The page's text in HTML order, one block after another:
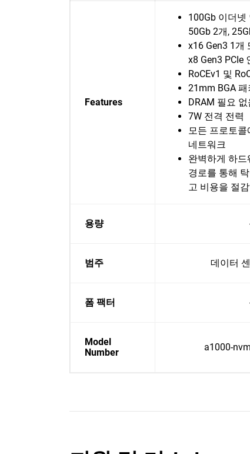
Features
100Gb 이더넷
50Gb 2개,
x16 Gen3 1개
x8 Gen3 PCIe
RoCEv1 및
21mm BGA 패
DRAM 필요 없
7W 전격 전력
모든 프로토콜
네트워크
완벽하게 하드
경로를 통해
고 비용을 절
용량
범주 데이터
폼 팩터
Model
Number
a1000-